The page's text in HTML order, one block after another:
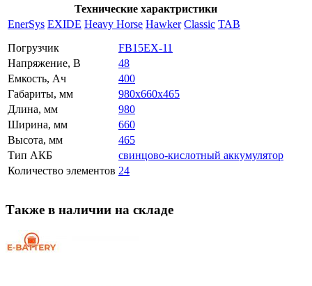
Технические характристики
EnerSys EXIDE Heavy Horse Hawker Classic TAB
Погрузчик
FB15EX-11
Напряжение, В
48
Емкость, Ач
400
Габариты, мм
980x660x465
Длина, мм
980
Ширина, мм
660
Высота, мм
465
Тип АКБ
свинцово-кислотный аккумулятор
Количество элементов 24
Также в наличии на складе